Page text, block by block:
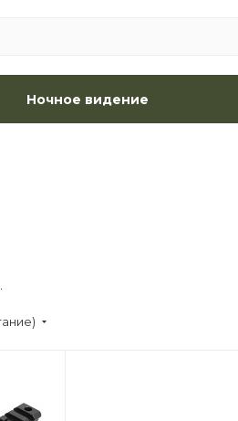
Ночное видение